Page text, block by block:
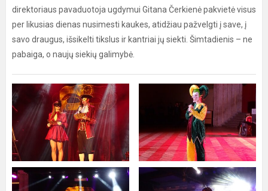
direktoriaus pavaduotoja ugdymui Gitana Čerkienė pakvietė visus
per likusias dienas nusimesti kaukes, atidžiau pažvelgti į save, į
savo draugus, išsikelti tikslus ir kantriai jų siekti. Šimtadienis – ne
pabaiga, o naujų siekių galimybė.